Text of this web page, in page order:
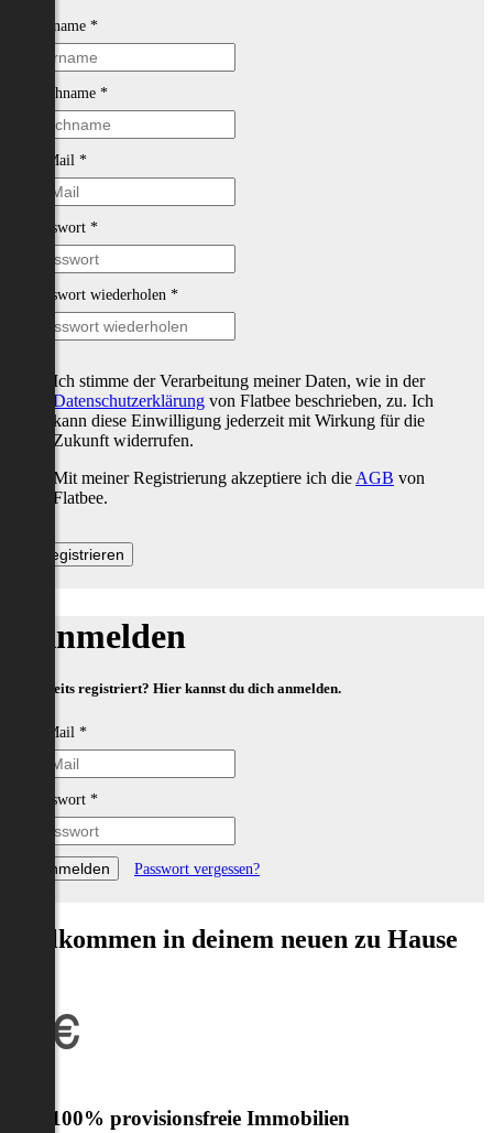
Vorname *
Nachname *
E-Mail *
Passwort *
Passwort wiederholen *
Ich stimme der Verarbeitung meiner Daten, wie in der
Datenschutzerklärung von Flatbee beschrieben, zu. Ich
kann diese Einwilligung jederzeit mit Wirkung für die
Zukunft widerrufen.
Mit meiner Registrierung akzeptiere ich die AGB von
Flatbee.
Anmelden
Bereits registriert? Hier kannst du dich anmelden.
E-Mail *
Passwort *
Passwort vergessen?
Willkommen in deinem neuen zu Hause
Nur 100% provisionsfreie Immobilien